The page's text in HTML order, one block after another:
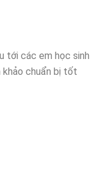
tới các em học sinh
khảo chuẩn bị tốt